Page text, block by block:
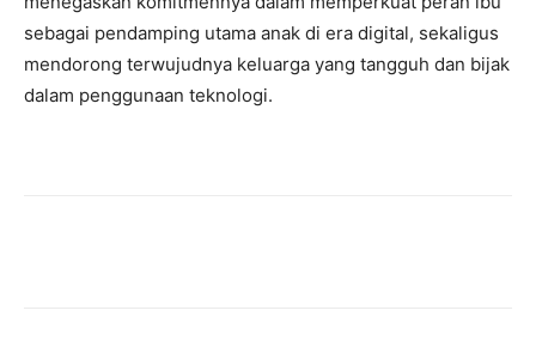
sebagai pendamping utama anak di era digital, sekaligus
mendorong terwujudnya keluarga yang tangguh dan bijak
dalam penggunaan teknologi.